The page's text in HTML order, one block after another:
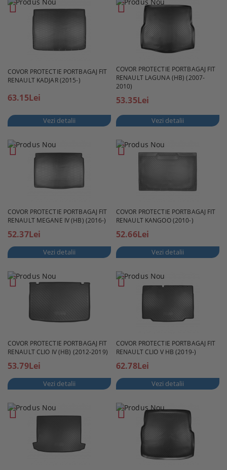
COVOR PROTECTIE PORTBAGAJ FIT
RENAULT KADJAR (2015-)
63.15Lei
Vezi detalii
COVOR PROTECTIE PORTBAGAJ FIT
RENAULT LAGUNA (HB) (2007-
2010)
53.35Lei
Vezi detalii
COVOR PROTECTIE PORTBAGAJ FIT
RENAULT MEGANE IV (HB) (2016-)
52.37Lei
Vezi detalii
COVOR PROTECTIE PORTBAGAJ FIT
RENAULT KANGOO (2010-)
52.66Lei
Vezi detalii
COVOR PROTECTIE PORTBAGAJ FIT
RENAULT CLIO IV (HB) (2012-2019)
53.79Lei
Vezi detalii
COVOR PROTECTIE PORTBAGAJ FIT
RENAULT CLIO V HB (2019-)
62.78Lei
Vezi detalii